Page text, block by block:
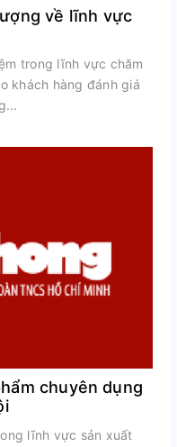
về lĩnh vực
trong lĩnh vực chăm
khách hàng đánh giá
chuyên dụng
lĩnh vực sản xuất